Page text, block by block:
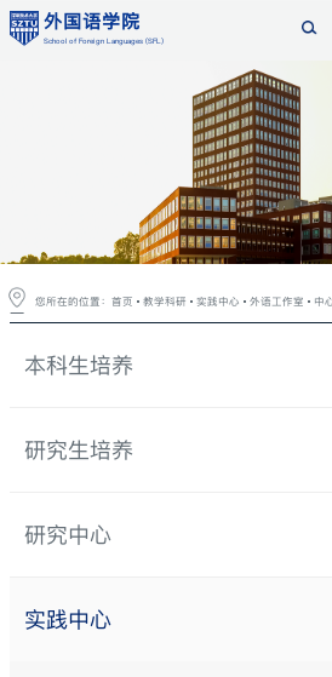
外国语学院
School of Foreign Languages (SFL)
本科生培养
研究生培养
研究中心
实践中心